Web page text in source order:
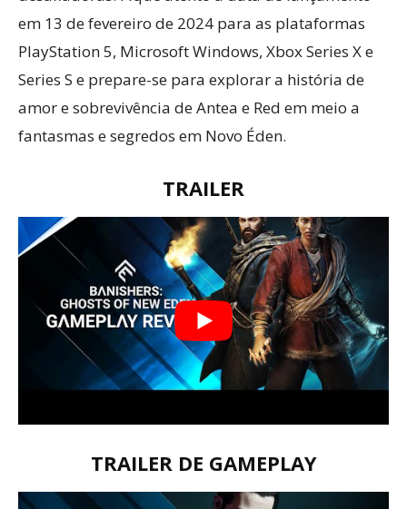
em 13 de fevereiro de 2024 para as plataformas
PlayStation 5, Microsoft Windows, Xbox Series X e
Series S e prepare-se para explorar a história de
amor e sobrevivência de Antea e Red em meio a
fantasmas e segredos em Novo Éden.
TRAILER
TRAILER DE GAMEPLAY